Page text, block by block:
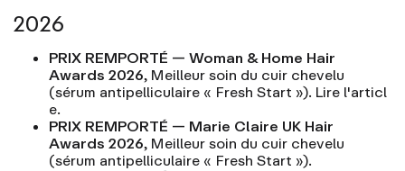
2026
PRIX REMPORTÉ — Woman & Home Hair
Awards 2026, Meilleur soin du cuir chevelu
(sérum antipelliculaire « Fresh Start »). Lire l'articl
e.
PRIX REMPORTÉ — Marie Claire UK Hair
Awards 2026, Meilleur soin du cuir chevelu
(sérum antipelliculaire « Fresh Start »).